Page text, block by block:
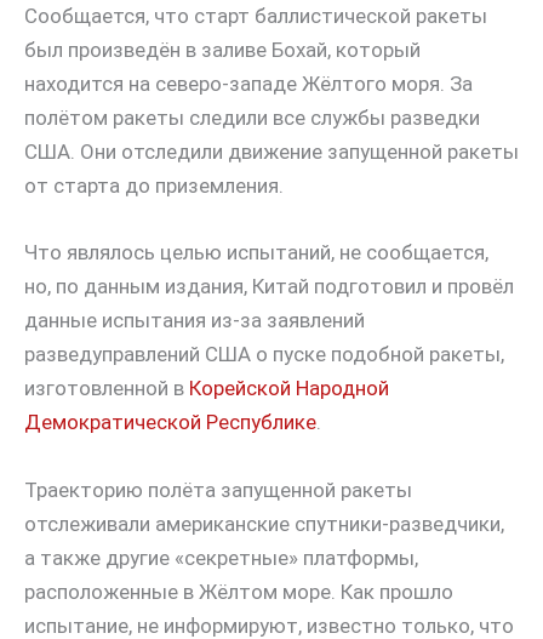
Сообщается, что старт баллистической ракеты
был произведён в заливе Бохай, который
находится на северо-западе Жёлтого моря. За
полётом ракеты следили все службы разведки
США. Они отследили движение запущенной ракеты
от старта до приземления.
Что являлось целью испытаний, не сообщается,
но, по данным издания, Китай подготовил и провёл
данные испытания из-за заявлений
разведуправлений США о пуске подобной ракеты,
изготовленной в Корейской Народной
Демократической Республике.
Траекторию полёта запущенной ракеты
отслеживали американские спутники-разведчики,
а также другие «секретные» платформы,
расположенные в Жёлтом море. Как прошло
испытание, не информируют, известно только, что